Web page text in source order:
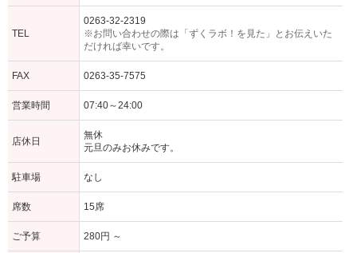
TEL
0263-32-2319
※お問い合わせの際は「ずくラボ！を見た」とお伝えいた
だければ幸いです。
FAX 0263-35-7575
営業時間 07:40～24:00
店休日
無休
元旦のみお休みです。
駐車場 なし
席数 15席
ご予算 280円 ～